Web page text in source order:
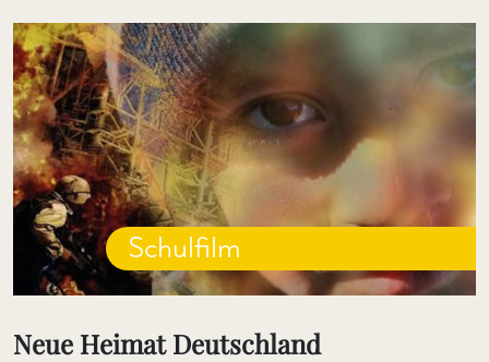
Schulfilm
Neue Heimat Deutschland